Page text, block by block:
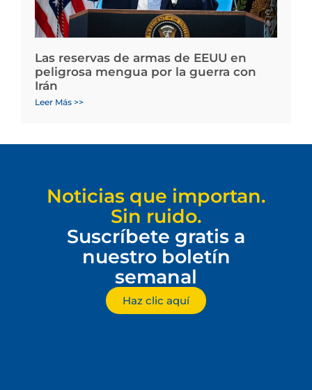
Las reservas de armas de EEUU en
peligrosa mengua por la guerra con
Irán
Leer Más >>
Noticias que importan.
Sin ruido.
Suscríbete gratis a
nuestro boletín
semanal
Haz clic aquí